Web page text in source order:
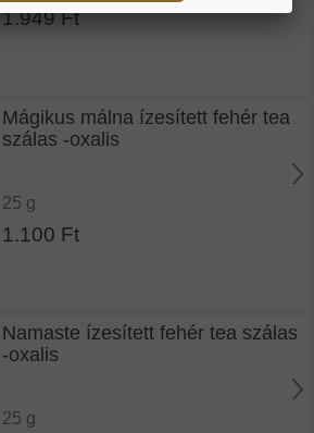
1.949 Ft
Mágikus málna ízesített fehér tea
szálas -oxalis
25 g
1.100 Ft
Namaste ízesített fehér tea szálas
-oxalis
25 g